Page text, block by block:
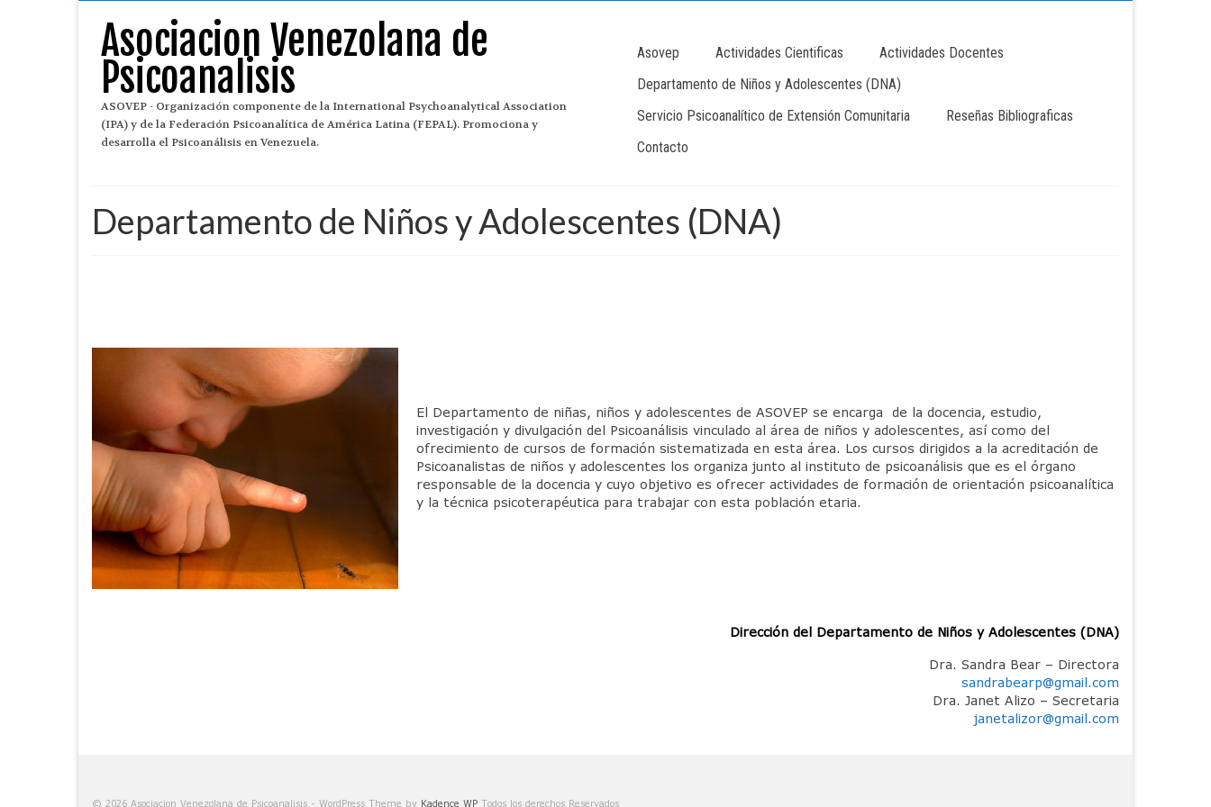
Asociacion Venezolana de
Psicoanalisis
ASOVEP - Organización componente de la International Psychoanalytical Association
(IPA) y de la Federación Psicoanalítica de América Latina (FEPAL). Promociona y
desarrolla el Psicoanálisis en Venezuela.
Asovep Actividades Cientificas
Actividades Docentes
Departamento de Niños y Adolescentes (DNA)
Servicio Psicoanalítico de Extensión Comunitaria
Reseñas Bibliograficas
Contacto
Departamento de Niños y Adolescentes (DNA)
El Departamento de niñas, niños y adolescentes de ASOVEP se encarga de la docencia, estudio,
investigación y divulgación del Psicoanálisis vinculado al área de niños y adolescentes, así como del
ofrecimiento de cursos de formación sistematizada en esta área. Los cursos dirigidos a la acreditación de
Psicoanalistas de niños y adolescentes los organiza junto al instituto de psicoanálisis que es el órgano
responsable de la docencia y cuyo objetivo es ofrecer actividades de formación de orientación psicoanalítica
y la técnica psicoterapéutica para trabajar con esta población etaria.
Dirección del Departamento de Niños y Adolescentes (DNA)
Dra. Sandra Bear – Directora
sandrabearp@gmail.com
Dra. Janet Alizo – Secretaria
janetalizor@gmail.com
© 2026 Asociacion Venezolana de Psicoanalisis - WordPress Theme by Kadence WP Todos los derechos Reservados